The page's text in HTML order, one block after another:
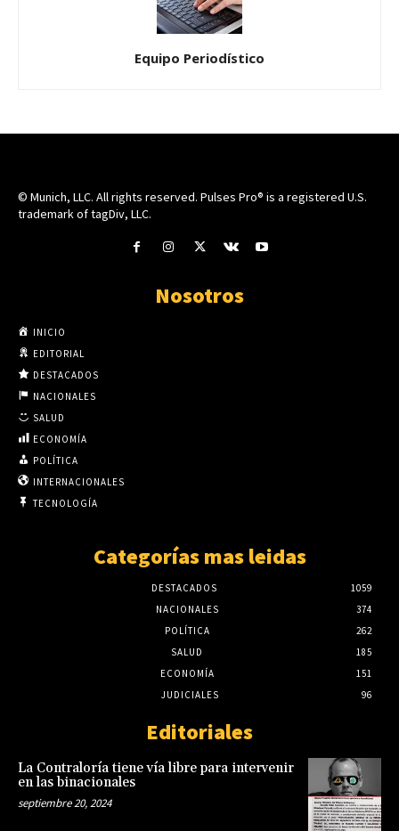
Equipo Periodístico
© Munich, LLC. All rights reserved. Pulses Pro® is a registered U.S.
trademark of tagDiv, LLC.
Nosotros
INICIO
EDITORIAL
DESTACADOS
NACIONALES
SALUD
ECONOMÍA
POLÍTICA
INTERNACIONALES
TECNOLOGÍA
Categorías mas leidas
DESTACADOS
1059
NACIONALES
374
POLÍTICA
262
SALUD
185
ECONOMÍA
151
JUDICIALES
96
Editoriales
La Contraloría tiene vía libre para intervenir
en las binacionales
septiembre 20, 2024